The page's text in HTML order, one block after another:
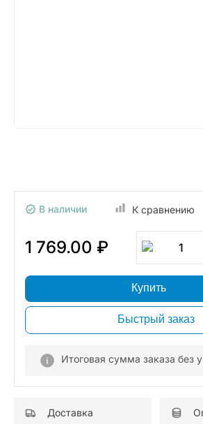
В наличии К сравнению
1 769.00 ₽ 1
Купить
Быстрый заказ
Итоговая сумма заказа без
Доставка